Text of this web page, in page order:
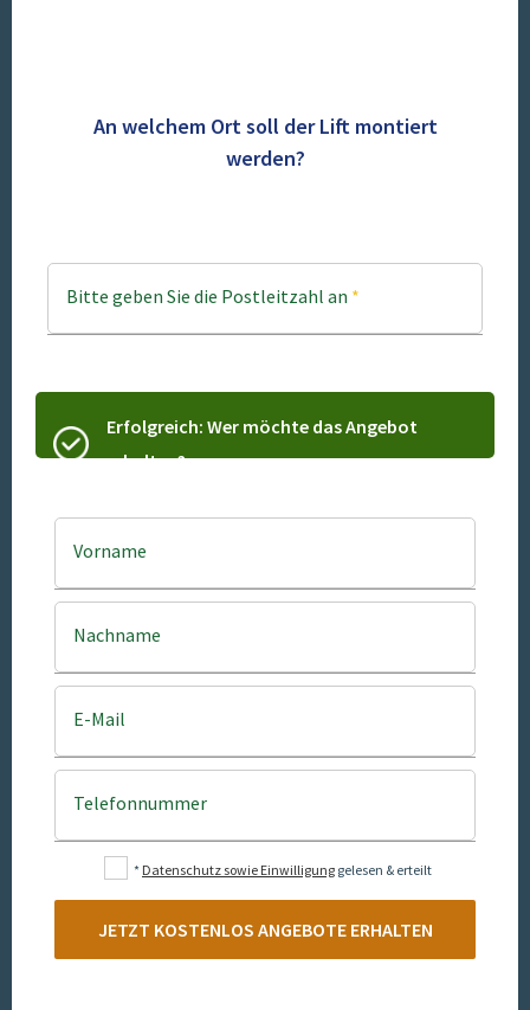
An welchem Ort soll der Lift montiert
werden?
Bitte geben Sie die Postleitzahl an *
Erfolgreich: Wer möchte das Angebot
erhalten?
Vorname
Nachname
E-Mail
Telefonnummer
* Datenschutz sowie Einwilligung gelesen & erteilt
JETZT KOSTENLOS ANGEBOTE ERHALTEN